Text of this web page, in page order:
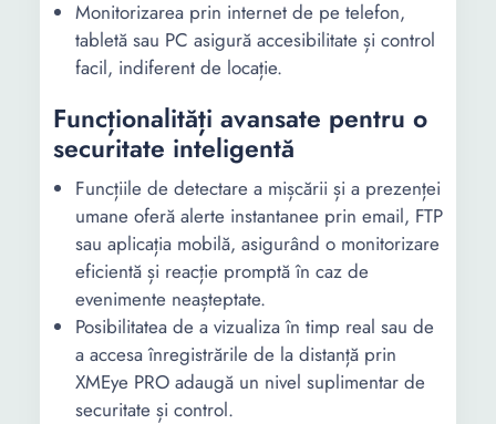
Monitorizarea prin internet de pe telefon,
tabletă sau PC asigură accesibilitate și control
facil, indiferent de locație.
Funcționalități avansate pentru o
securitate inteligentă
Funcțiile de detectare a mișcării și a prezenței
umane oferă alerte instantanee prin email, FTP
sau aplicația mobilă, asigurând o monitorizare
eficientă și reacție promptă în caz de
evenimente neașteptate.
Posibilitatea de a vizualiza în timp real sau de
a accesa înregistrările de la distanță prin
XMEye PRO adaugă un nivel suplimentar de
securitate și control.